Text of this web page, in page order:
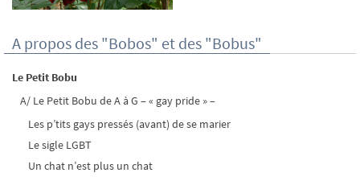
A propos des "Bobos" et des "Bobus"
Le Petit Bobu
A/ Le Petit Bobu de A à G – « gay pride » –
Les p’tits gays pressés (avant) de se marier
Le sigle LGBT
Un chat n’est plus un chat